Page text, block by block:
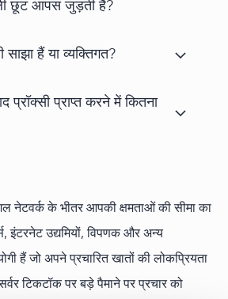
छूट आपस जुड़ती है?
हैं या व्यक्तिगत?
प्रॉक्सी प्राप्त करने में कितना
नेटवर्क के भीतर आपकी क्षमताओं की सीमा का
इंटरनेट उद्यमियों, विपणक और अन्य
हैं जो अपने प्रचारित खातों की लोकप्रियता
टिकटॉक पर बड़े पैमाने पर प्रचार को